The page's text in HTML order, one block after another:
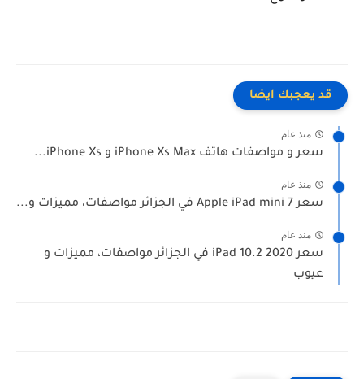
قد يعجبك ايضا
منذ عام
سعر و مواصفات هاتف iPhone Xs Max و iPhone Xs...
منذ عام
سعر Apple iPad mini 7 في الجزائر مواصفات، مميزات و...
منذ عام
سعر iPad 10.2 2020 في الجزائر مواصفات، مميزات و
عيوب